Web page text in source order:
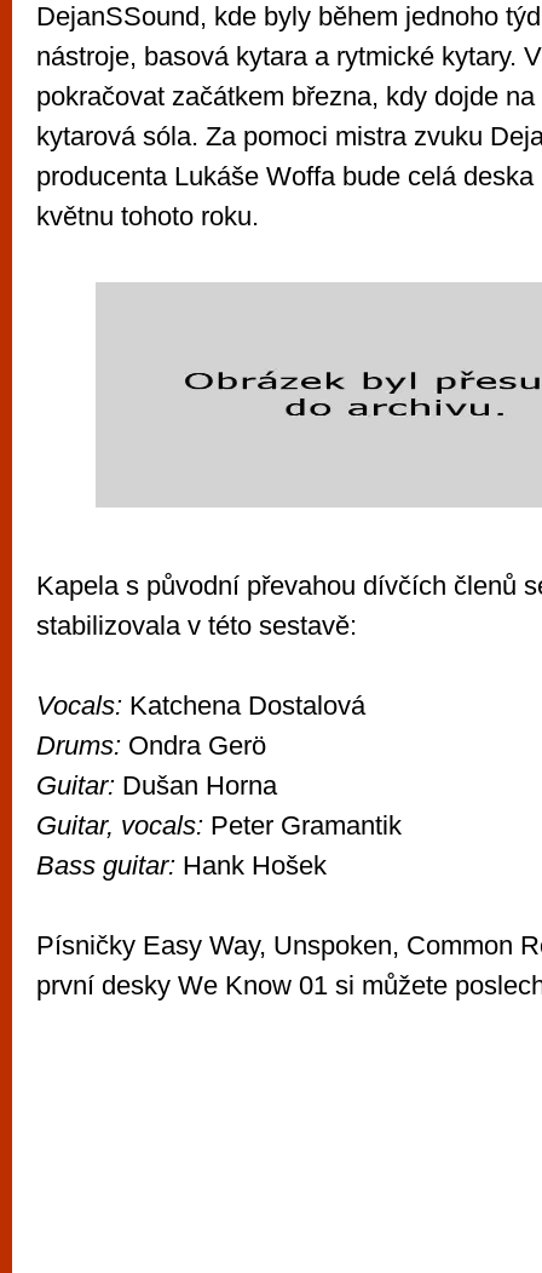
DejanSSound, kde byly během jednoho
nástroje, basová kytara a rytmické kytary.
pokračovat začátkem března, kdy dojde
kytarová sóla. Za pomoci mistra zvuku
producenta Lukáše Woffa bude celá
květnu tohoto roku.
Kapela s původní převahou dívčích členů
stabilizovala v této sestavě:
Vocals: Katchena Dostalová
Drums: Ondra Gerö
Guitar: Dušan Horna
Guitar, vocals: Peter Gramantik
Bass guitar: Hank Hošek
Písničky Easy Way, Unspoken, Common
první desky We Know 01 si můžete